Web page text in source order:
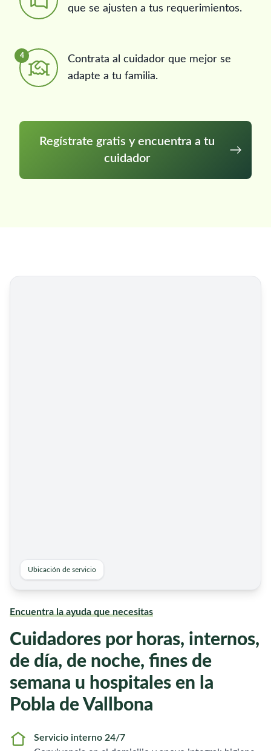
que se ajusten a tus requerimientos.
4
Contrata al cuidador que mejor se
adapte a tu familia.
Regístrate gratis y encuentra a tu
cuidador
Ubicación de servicio
Encuentra la ayuda que necesitas
Cuidadores por horas, internos,
de día, de noche, fines de
semana u hospitales en la
Pobla de Vallbona
Servicio interno 24/7